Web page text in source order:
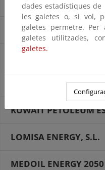
HAFESA ENERGÍA, S.L.
HATTA ENERGY S.L.
IMPALA 2000, S.L.
INTERNACIONAL DE
KUWAIT PETOLEUM
LOMISA ENERGY, S.L.
MEDOIL ENERGY
dades estadístiques de
les galetes o, si vol,
galetes permetre.
galetes utilitzades,
galetes.